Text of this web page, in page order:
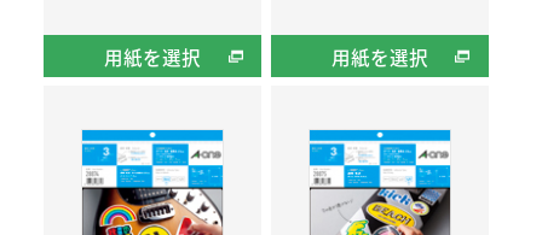
用紙を選択 用紙を選択